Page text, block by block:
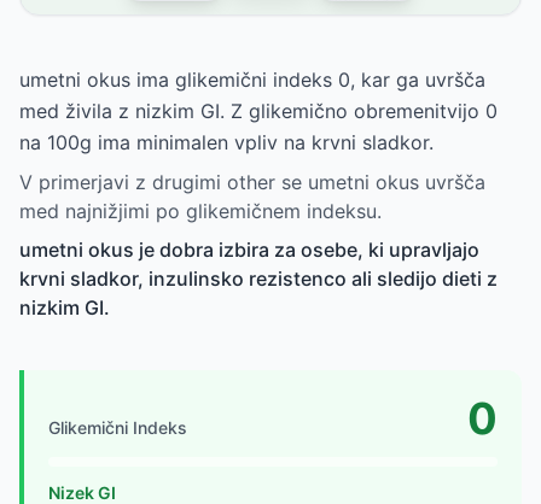
umetni okus ima glikemični indeks 0, kar ga uvršča
med živila z nizkim GI. Z glikemično obremenitvijo 0
na 100g ima minimalen vpliv na krvni sladkor.
V primerjavi z drugimi other se umetni okus uvršča
med najnižjimi po glikemičnem indeksu.
umetni okus je dobra izbira za osebe, ki upravljajo
krvni sladkor, inzulinsko rezistenco ali sledijo dieti z
nizkim GI.
Glikemični Indeks 0
Nizek GI